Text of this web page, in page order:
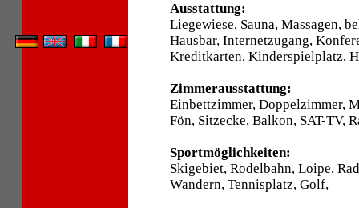
Ausstattung:
Liegewiese, Sauna, Massagen,
Hausbar, Internetzugang,
Kreditkarten, Kinderspielplatz,
Zimmerausstattung:
Einbettzimmer, Doppelzimmer,
Fön, Sitzecke, Balkon, SAT-TV,
Sportmöglichkeiten:
Skigebiet, Rodelbahn, Loipe,
Wandern, Tennisplatz, Golf,